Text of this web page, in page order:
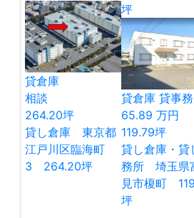
貸倉庫
相談
264.20坪
貸し倉庫 東京都
江戸川区臨海町
3 264.20坪
坪
貸倉庫 貸事
65.89 万円
119.79坪
貸し倉庫・貸
務所 埼玉県
見市榎町
坪